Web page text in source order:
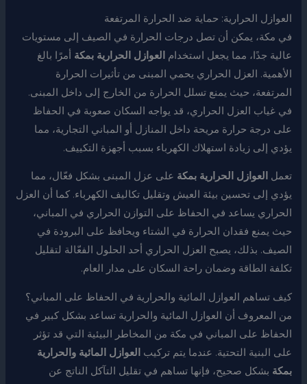
العوازل الحرارية: حماية ضد الحرارة المرتفعة
في مكة، يمكن أن تصل درجات الحرارة في الصيف إلى مستويات
عالية جدًا، مما يجعل استخدام العوازل الحرارية بمكة أمرًا بالغ
الأهمية. العزل الحراري يحمي المبنى من تأثيرات الحرارة
المرتفعة، حيث يمنع تسلل الحرارة من الخارج إلى داخل المبنى.
في غياب العزل الحراري، قد يواجه السكان صعوبة في الحفاظ
على درجة حرارة مريحة داخل المنازل أو المباني التجارية، مما
يؤدي إلى زيادة استهلاك الكهرباء بسبب أجهزة التكييف.
تعمل العوازل الحرارية بمكة على عزل المبنى بشكل فعّال، مما
يؤدي إلى تحسين بيئة العيش وتقليل تكاليف الكهرباء. كما أن العزل
الحراري يساعد في الحفاظ على التوازن الحراري في المباني،
حيث يمنع فقدان الحرارة في الشتاء ويحافظ على البرودة في
الصيف. بذلك، يصبح العزل الحراري أحد الحلول الفعّالة لتقليل
تكلفة الطاقة وضمان راحة السكان على مدار العام.
كيف تساهم العوازل المائية والحرارية في الحفاظ على المباني؟
من المعروف أن العوازل المائية والحرارية تساعد بشكل كبير في
الحفاظ على المباني في مكة من المخاطر البيئية التي قد تؤثر
على البنية التحتية. عندما يتم تركيب العوازل المائية والحرارية
بمكة بشكل صحيح، فإنها تساهم في تقليل التآكل الناتج عن